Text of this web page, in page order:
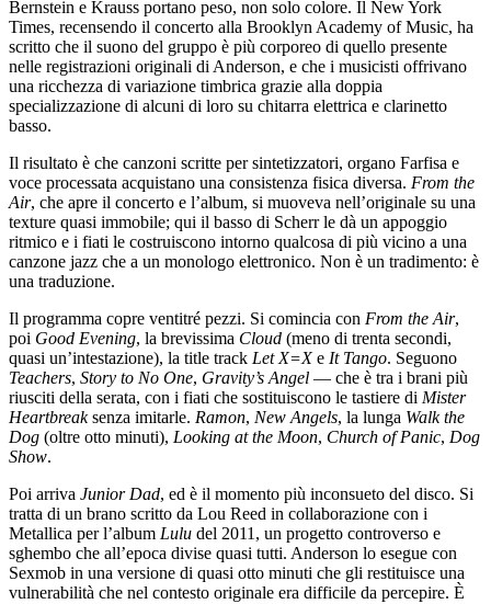
Bernstein e Krauss portano peso, non solo colore. Il New York
Times, recensendo il concerto alla Brooklyn Academy of Music, ha
scritto che il suono del gruppo è più corporeo di quello presente
nelle registrazioni originali di Anderson, e che i musicisti offrivano
una ricchezza di variazione timbrica grazie alla doppia
specializzazione di alcuni di loro su chitarra elettrica e clarinetto
basso.
Il risultato è che canzoni scritte per sintetizzatori, organo Farfisa e
voce processata acquistano una consistenza fisica diversa. From the
Air, che apre il concerto e l’album, si muoveva nell’originale su una
texture quasi immobile; qui il basso di Scherr le dà un appoggio
ritmico e i fiati le costruiscono intorno qualcosa di più vicino a una
canzone jazz che a un monologo elettronico. Non è un tradimento: è
una traduzione.
Il programma copre ventitré pezzi. Si comincia con From the Air,
poi Good Evening, la brevissima Cloud (meno di trenta secondi,
quasi un’intestazione), la title track Let X=Xe It Tango. Seguono
Teachers, Story to No One, Gravity’s Angel — che è tra i brani più
riusciti della serata, con i fiati che sostituiscono le tastiere di Mister
Heartbreaksenza imitarle. Ramon, New Angels, la lunga Walk the
Dog (oltre otto minuti), Looking at the Moon, Church of Panic, Dog
Show.
Poi arriva Junior Dad, ed è il momento più inconsueto del disco. Si
tratta di un brano scritto da Lou Reed in collaborazione con i
Metallica per l’album Lulu del 2011, un progetto controverso e
sghembo che all’epoca divise quasi tutti. Anderson lo esegue con
Sexmob in una versione di quasi otto minuti che gli restituisce una
vulnerabilità che nel contesto originale era difficile da percepire. È